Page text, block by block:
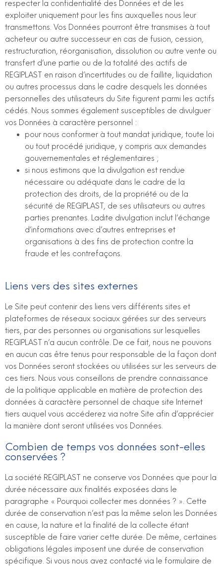
respecter la confidentialité des Données et de les
exploiter uniquement pour les fins auxquelles nous leur
transmettons. Vos Données pourront être transmises à tout
acheteur ou autre successeur en cas de fusion, cession,
restructuration, réorganisation, dissolution ou autre vente ou
transfert d’une partie ou de la totalité des actifs de
REGIPLAST en raison d’incertitudes ou de faillite, liquidation
ou autres processus dans le cadre desquels les données
personnelles des utilisateurs du Site figurent parmi les actifs
cédés. Nous sommes également susceptibles de divulguer
vos Données à caractère personnel :
pour nous conformer à tout mandat juridique, toute loi
ou tout procédé juridique, y compris aux demandes
gouvernementales et réglementaires ;
si nous estimons que la divulgation est rendue
nécessaire ou adéquate dans le cadre de la
protection des droits, de la propriété ou de la
sécurité de REGIPLAST, de ses utilisateurs ou autres
parties prenantes. Ladite divulgation inclut l’échange
d’informations avec d’autres entreprises et
organisations à des fins de protection contre la
fraude et les contrefaçons.
Liens vers des sites externes
Le Site peut contenir des liens vers différents sites et
plateformes de réseaux sociaux gérées sur des serveurs
tiers, par des personnes ou organisations sur lesquelles
REGIPLAST n’a aucun contrôle. De ce fait, nous ne pouvons
en aucun cas être tenus pour responsable de la façon dont
vos Données seront stockées ou utilisées sur les serveurs de
ces tiers. Nous vous conseillons de prendre connaissance
de la politique applicable en matière de protection des
données à caractère personnel de chaque site Internet
tiers auquel vous accéderez via notre Site afin d’apprécier
la manière dont seront utilisées vos Données.
Combien de temps vos données sont-elles
conservées ?
La société REGIPLAST ne conserve vos Données que pour la
durée nécessaire aux finalités exposées dans le
paragraphe « Pourquoi collecter mes données ? ». Cette
durée de conservation n’est pas la même selon les Données
en cause, la nature et la finalité de la collecte étant
susceptible de faire varier cette durée. De même, certaines
obligations légales imposent une durée de conservation
spécifique. Si vous nous avez contacté via le formulaire de